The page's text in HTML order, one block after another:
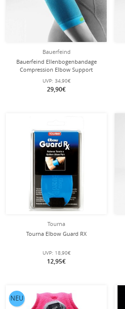
Bauerfeind
Bauerfeind Ellenbogenbandage
Compression Elbow Support
(nahtloses Kompressionsgestrick)
hellblau 1er
UVP: 34,90€
29,90€
Tourna
Tourna Elbow Guard RX
UVP: 18,90€
12,95€
NEU